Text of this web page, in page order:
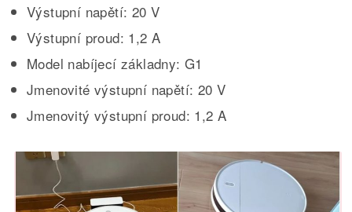
Výstupní napětí: 20 V
Výstupní proud: 1,2 A
Model nabíjecí základny: G1
Jmenovité výstupní napětí: 20 V
Jmenovitý výstupní proud: 1,2 A